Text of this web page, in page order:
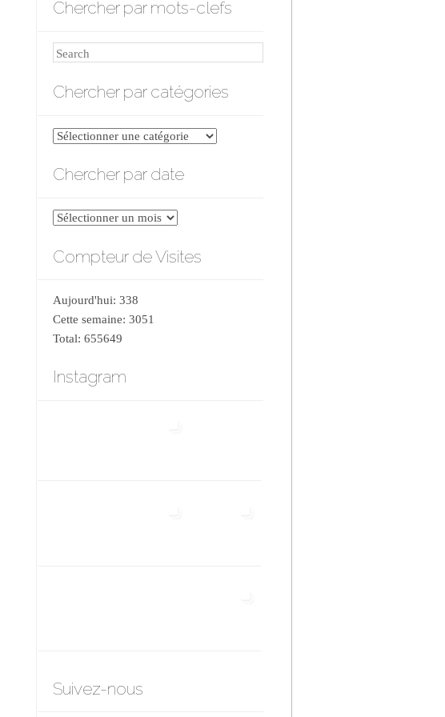
Chercher par mots-clefs
Search
Chercher par catégories
Chercher
catégories
Chercher par date
Chercher
date
Compteur de Visites
Aujourd'hui: 338
Cette semaine: 3051
Total: 655649
Instagram
Suivez-nous